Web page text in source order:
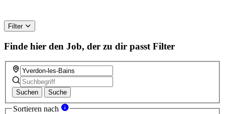
Filter
Finde hier den Job, der zu dir passt Filter
Suchen Suche
Sortieren nach